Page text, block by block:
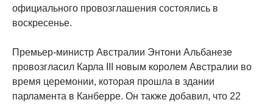
официального провозглашения состоялись в
воскресенье.
Премьер-министр Австралии Энтони Альбанезе
провозгласил Карла III новым королем Австралии во
время церемонии, которая прошла в здании
парламента в Канберре. Он также добавил, что 22